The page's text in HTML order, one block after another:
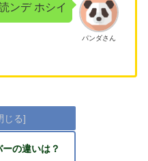
パンダさん
ンデ ホシイ
の違いは？